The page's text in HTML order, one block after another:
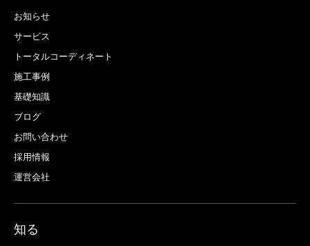
お知らせ
サービス
トータルコーディネート
施工事例
基礎知識
ブログ
お問い合わせ
採用情報
運営会社
知る